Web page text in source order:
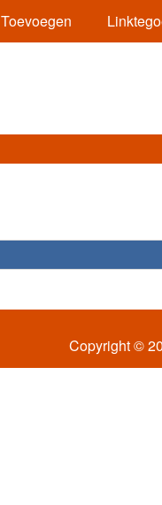
Toevoegen
Copyright ©